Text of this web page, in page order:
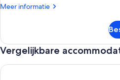
Meer informatie
Meer
Room
Vergelijkbare
Blue Lagoon duplex with views